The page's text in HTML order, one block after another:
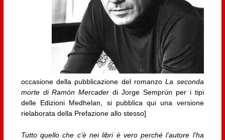
occasione della pubblicazione del romanzoLa seconda
morte di Ramón Mercader di Jorge Semprún per i tipi
delle Edizioni Medhelan, si pubblica qui una versione
rielaborata della Prefazione allo stesso]
Tutto quello che c’è nei libri è vero perché l’autore l’ha